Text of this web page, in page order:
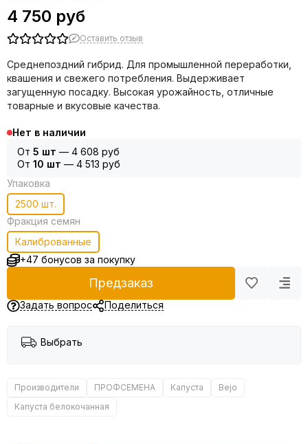
4 750 руб
Оставить отзыв
Среднепоздний гибрид. Для промышленной переработки,
квашения и свежего потребления. Выдерживает
загущенную посадку. Высокая урожайность, отличные
товарные и вкусовые качества.
Нет в наличии
От 5 шт — 4 608 руб
От 10 шт — 4 513 руб
Упаковка
2500 шт.
Фракция семян
Калиброванные
+47 бонусов за покупку
Предзаказ
Задать вопрос Поделиться
Выбрать
Производители ПРОФСЕМЕНА Капуста
Bejo
Капуста белокочанная